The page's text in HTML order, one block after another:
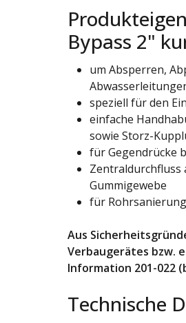
Bypass 2"
um Absperren,
speziell für den
einfache
sowie Storz-
für Gegendrücke
Zentraldurchfluss
Gummigewebe
für
Aus
Verbaugerätes bzw.
Information 201-022
Technische